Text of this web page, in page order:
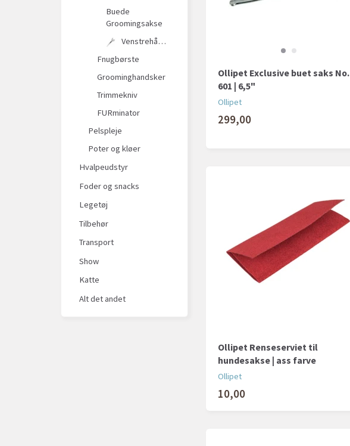
Buede
Groomingsakse
Venstrehåndssakse
Fnugbørste
Groominghandsker
Trimmekniv
FURminator
Pelspleje
Poter og kløer
Hvalpeudstyr
Foder og snacks
Legetøj
Tilbehør
Transport
Show
Katte
Alt det andet
Ollipet Exclusive buet saks No.
601 | 6,5"
Ollipet
299,00
Ollipet Renseserviet til
hundesakse | ass farve
Ollipet
10,00